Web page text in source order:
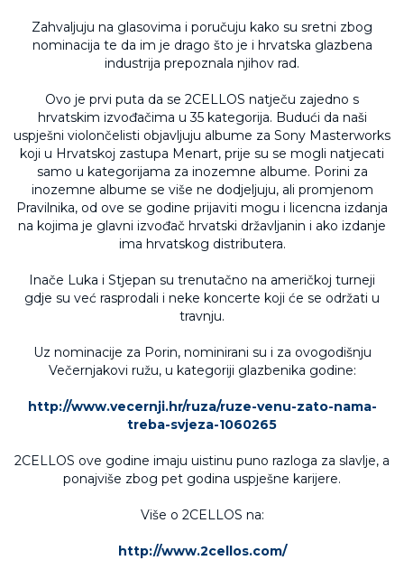
Zahvaljuju na glasovima i poručuju kako su sretni zbog
nominacija te da im je drago što je i hrvatska glazbena
industrija prepoznala njihov rad.
Ovo je prvi puta da se 2CELLOS natječu zajedno s
hrvatskim izvođačima u 35 kategorija. Budući da naši
uspješni violončelisti objavljuju albume za Sony Masterworks
koji u Hrvatskoj zastupa Menart, prije su se mogli natjecati
samo u kategorijama za inozemne albume. Porini za
inozemne albume se više ne dodjeljuju, ali promjenom
Pravilnika, od ove se godine prijaviti mogu i licencna izdanja
na kojima je glavni izvođač hrvatski državljanin i ako izdanje
ima hrvatskog distributera.
Inače Luka i Stjepan su trenutačno na američkoj turneji
gdje su već rasprodali i neke koncerte koji će se održati u
travnju.
Uz nominacije za Porin, nominirani su i za ovogodišnju
Večernjakovi ružu, u kategoriji glazbenika godine:
http://www.vecernji.hr/ruza/ruze-venu-zato-nama-
treba-svjeza-1060265
2CELLOS ove godine imaju uistinu puno razloga za slavlje, a
ponajviše zbog pet godina uspješne karijere.
Više o 2CELLOS na:
http://www.2cellos.com/